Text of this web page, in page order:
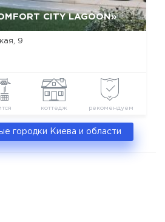
CITY LAGOON»
9
коттедж рекомендуем
Да, удалить
городки Киева и области